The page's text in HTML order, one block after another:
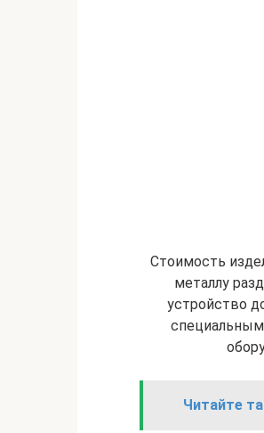
Стоимость
металлу
устройство
Читайте